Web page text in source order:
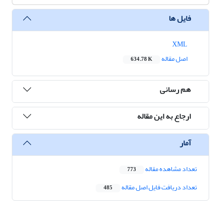
فایل ها
اصل مقاله
634.78 K
هم رسانی
ارجاع به این مقاله
آمار
تعداد مشاهده مقاله 773
تعداد دریافت فایل اصل مقاله 485